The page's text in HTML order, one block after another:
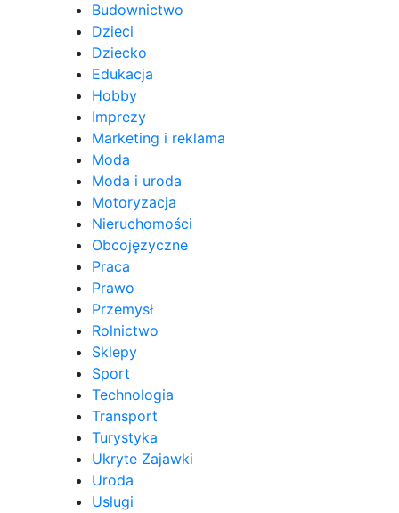
Budownictwo
Dzieci
Dziecko
Edukacja
Hobby
Imprezy
Marketing i reklama
Moda
Moda i uroda
Motoryzacja
Nieruchomości
Obcojęzyczne
Praca
Prawo
Przemysł
Rolnictwo
Sklepy
Sport
Technologia
Transport
Turystyka
Ukryte Zajawki
Uroda
Usługi